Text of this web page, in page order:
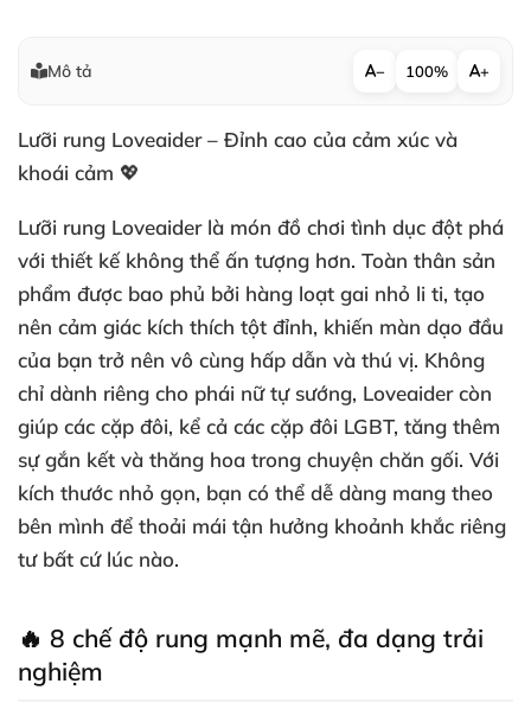
Mô tả − 100% +
Lưỡi rung Loveaider – Đỉnh cao của cảm xúc và
khoái cảm 💖
Lưỡi rung Loveaider là món đồ chơi tình dục đột phá
với thiết kế không thể ấn tượng hơn. Toàn thân sản
phẩm được bao phủ bởi hàng loạt gai nhỏ li ti, tạo
nên cảm giác kích thích tột đỉnh, khiến màn dạo đầu
của bạn trở nên vô cùng hấp dẫn và thú vị. Không
chỉ dành riêng cho phái nữ tự sướng, Loveaider còn
giúp các cặp đôi, kể cả các cặp đôi LGBT, tăng thêm
sự gắn kết và thăng hoa trong chuyện chăn gối. Với
kích thước nhỏ gọn, bạn có thể dễ dàng mang theo
bên mình để thoải mái tận hưởng khoảnh khắc riêng
tư bất cứ lúc nào.
🔥 8 chế độ rung mạnh mẽ, đa dạng trải
nghiệm